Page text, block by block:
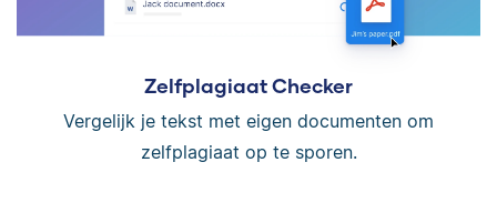
Zelfplagiaat Checker
Vergelijk je tekst met eigen documenten om
zelfplagiaat op te sporen.